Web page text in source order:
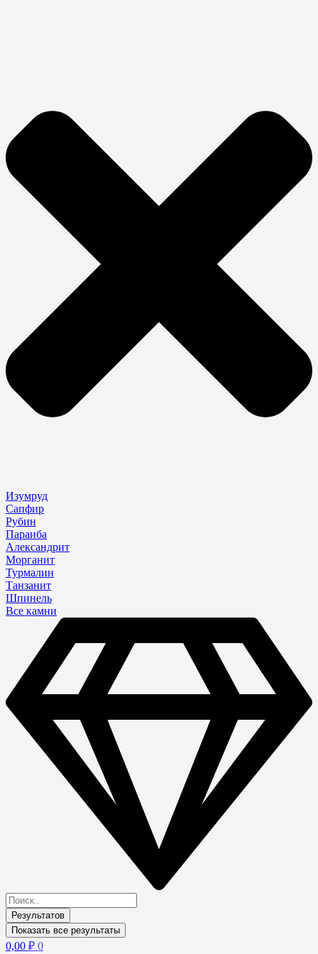
Изумруд
Сапфир
Рубин
Параиба
Александрит
Морганит
Турмалин
Танзанит
Шпинель
Все камни
Результатов
Показать все результаты
0,00 ₽ 0